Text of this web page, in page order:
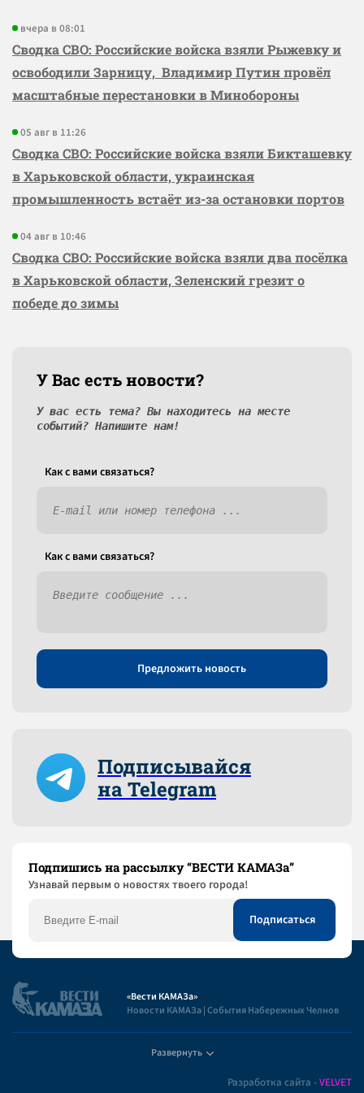
вчера в 08:01
Сводка СВО: Российские войска взяли Рыжевку и
освободили Зарницу, Владимир Путин провёл
масштабные перестановки в Минобороны
05 авг в 11:26
Сводка СВО: Российские войска взяли Бикташевку
в Харьковской области, украинская
промышленность встаёт из-за остановки портов
04 авг в 10:46
Сводка СВО: Российские войска взяли два посёлка
в Харьковской области, Зеленский грезит о
победе до зимы
У Вас есть новости?
У вас есть тема? Вы находитесь на месте
событий? Напишите нам!
Как c вами связаться?
Как c вами связаться?
Предложить новость
Подписывайся
на Telegram
Подпишись на рассылку “ВЕСТИ КАМАЗа”
Узнaвай первым о новостях твоего города!
«Вести КАМАЗа»
Новости КАМАЗа | События Набережных Челнов
Развернуть
Разработка сайта -VELVET